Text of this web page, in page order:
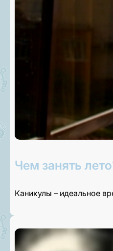
Чем занять
Каникулы – идеальное